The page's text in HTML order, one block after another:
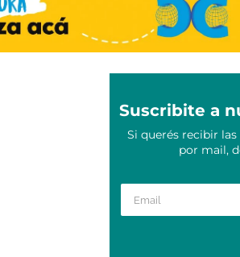
Suscribite a
Si querés recibir
por mail,